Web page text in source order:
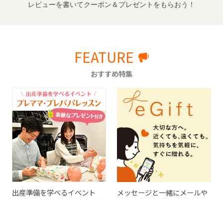
レビューを書いてクーポン＆プレゼントをもらおう！
FEATURE
おすすめ特集
出産準備を学べるイベント
メッセージと一緒にメールや